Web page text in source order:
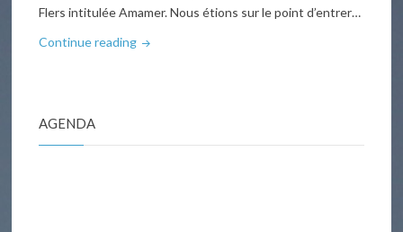
Flers intitulée Amamer. Nous étions sur le point d’entrer…
Continue reading"Les
Flers"
AGENDA